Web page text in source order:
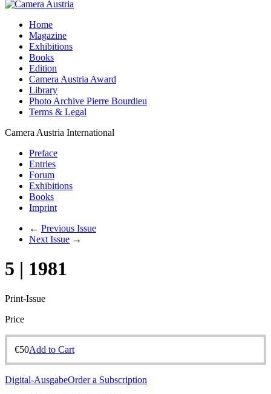
Home
Magazine
Exhibitions
Books
Edition
Camera Austria Award
Library
Photo Archive Pierre Bourdieu
Terms & Legal
Camera Austria International
Preface
Entries
Forum
Exhibitions
Books
Imprint
← Previous Issue
Next Issue →
5 | 1981
Print-Issue
Price
€50Add to Cart
Digital-AusgabeOrder a Subscription